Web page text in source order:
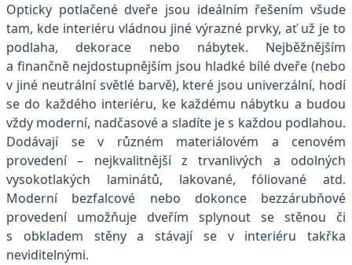
Opticky potlačené dveře jsou ideálním řešením všude
tam, kde interiéru vládnou jiné výrazné prvky, ať už je to
podlaha, dekorace nebo nábytek. Nejběžnějším
a finančně nejdostupnějším jsou hladké bílé dveře (nebo
v jiné neutrální světlé barvě), které jsou univerzální, hodí
se do každého interiéru, ke každému nábytku a budou
vždy moderní, nadčasové a sladíte je s každou podlahou.
Dodávají se v různém materiálovém a cenovém
provedení – nejkvalitnější z trvanlivých a odolných
vysokotlakých laminátů, lakované, fóliované atd.
Moderní bezfalcové nebo dokonce bezzárubňové
provedení umožňuje dveřím splynout se stěnou či
s obkladem stěny a stávají se v interiéru takřka
neviditelnými.